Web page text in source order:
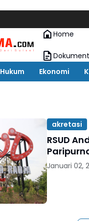
Home
Hukum Ekonomi
akretasi
RSUD
Januari 02,